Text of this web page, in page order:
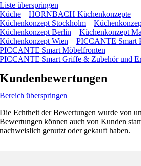
Liste überspringen
Küche
HORNBACH Küchenkonzepte
Küchenkonzept Stockholm
Küchenkonzept Berlin
Küchenkonzept
Küchenkonzept Wien
PICCANTE Smart
PICCANTE Smart Möbelfronten
PICCANTE Smart Griffe & Zubehör und
Kundenbewertungen
Bereich überspringen
Die Echtheit der Bewertungen wurde von
Bewertungen können auch von Kunden
nachweislich genutzt oder gekauft haben.